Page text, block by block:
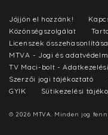
Jöjjön el hozzánk!
Közönségszolgálat
Licenszek összehasonlítása
MTVA - Jogi és
TV Maci-bolt -
Szerzői jogi tájékoztató
GYIK
Sütikezelési
© 2026 MTVA. Minden jog